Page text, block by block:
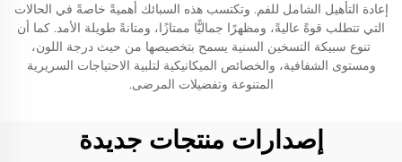
إعادة التأهيل الشامل للفم. وتكتسب هذه السبائك أهميةً خاصةً في الحالات
التي تتطلب قوةً عاليةً، ومظهرًا جماليًّا ممتازًا، ومتانةً طويلة الأمد. كما أن
تنوع سبيكة التسخين السنية يسمح بتخصيصها من حيث درجة اللون،
ومستوى الشفافية، والخصائص الميكانيكية لتلبية الاحتياجات السريرية
المتنوعة وتفضيلات المرضى.
إصدارات منتجات جديدة